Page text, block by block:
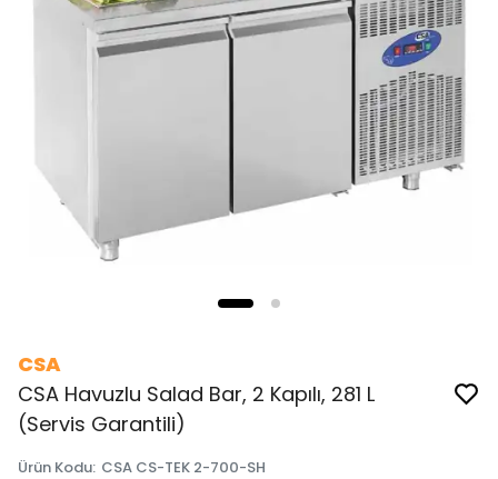
CSA
CSA Havuzlu Salad Bar, 2 Kapılı, 281 L
(Servis Garantili)
Ürün Kodu: CSA CS-TEK 2-700-SH